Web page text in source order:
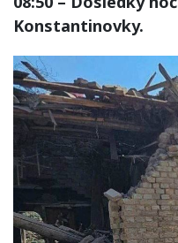
Konstantinovky.